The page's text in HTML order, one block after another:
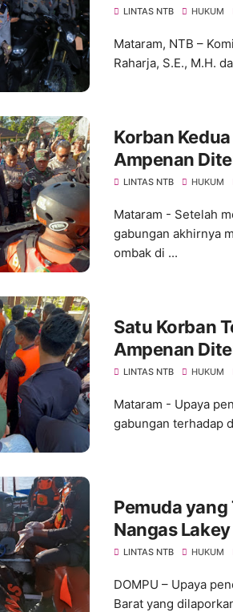
dengan Aman
LINTAS NTB HUKUM
Mataram, NTB –
Raharja, S.E., M.H.
Korban
Ampenan
SAR Resmi
LINTAS NTB HUKUM
Mataram - Setelah
gabungan akhirnya
ombak di ...
Satu Korban
Ampenan
Satu Korban
LINTAS NTB HUKUM
Mataram - Upaya
gabungan terhadap
Pemuda
Nangas
LINTAS NTB HUKUM
DOMPU – Upaya
Barat yang